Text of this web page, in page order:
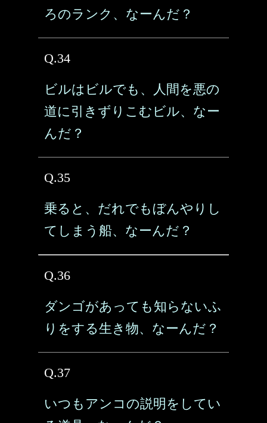
ろのランク、なーんだ？
Q.34
ビルはビルでも、人間を悪の
道に引きずりこむビル、なー
んだ？
Q.35
乗ると、だれでもぼんやりし
てしまう船、なーんだ？
Q.36
ダンゴがあっても知らないふ
りをする生き物、なーんだ？
Q.37
いつもアンコの説明をしてい